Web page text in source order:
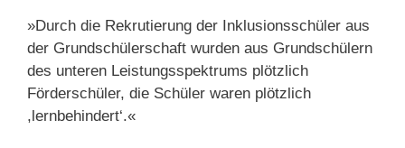
»Durch die Rekrutierung der Inklusionsschüler aus
der Grundschülerschaft wurden aus Grundschülern
des unteren Leistungsspektrums plötzlich
Förderschüler, die Schüler waren plötzlich
,lernbehindert‘.«